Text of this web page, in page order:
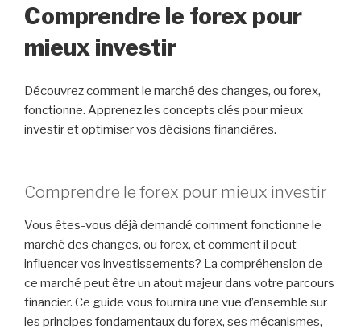
le
Comprendre le forex pour
mieux investir
Découvrez comment le marché des changes, ou forex,
fonctionne. Apprenez les concepts clés pour mieux
investir et optimiser vos décisions financières.
Comprendre le forex pour mieux investir
Vous êtes-vous déjà demandé comment fonctionne le
marché des changes, ou forex, et comment il peut
influencer vos investissements? La compréhension de
ce marché peut être un atout majeur dans votre parcours
financier. Ce guide vous fournira une vue d’ensemble sur
les principes fondamentaux du forex, ses mécanismes,